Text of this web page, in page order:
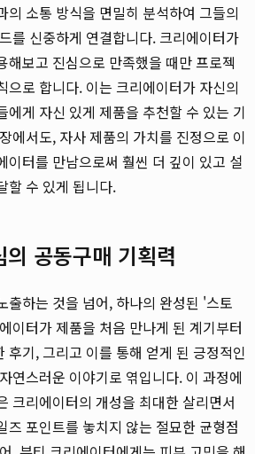
의 소통 방식을 면밀히 분석하여 그들의
를 신중하게 연결합니다. 크리에이터가
해보고 진심으로 만족했을 때만 프로젝
으로 합니다. 이는 크리에이터가 자신의
에게 자신 있게 제품을 추천할 수 있는 기
에서도, 자사 제품의 가치를 진정으로 이
이터를 만남으로써 훨씬 더 깊이 있고 설
할 수 있게 됩니다.
공동구매 기획력
출하는 것을 넘어, 하나의 완성된 '스토
이터가 제품을 처음 만나게 된 계기부터
후기, 그리고 이를 통해 얻게 된 긍정적인
연스러운 이야기로 엮입니다. 이 과정에
크리에이터의 개성을 최대한 살리면서
즈 포인트를 놓치지 않는 절묘한 균형점